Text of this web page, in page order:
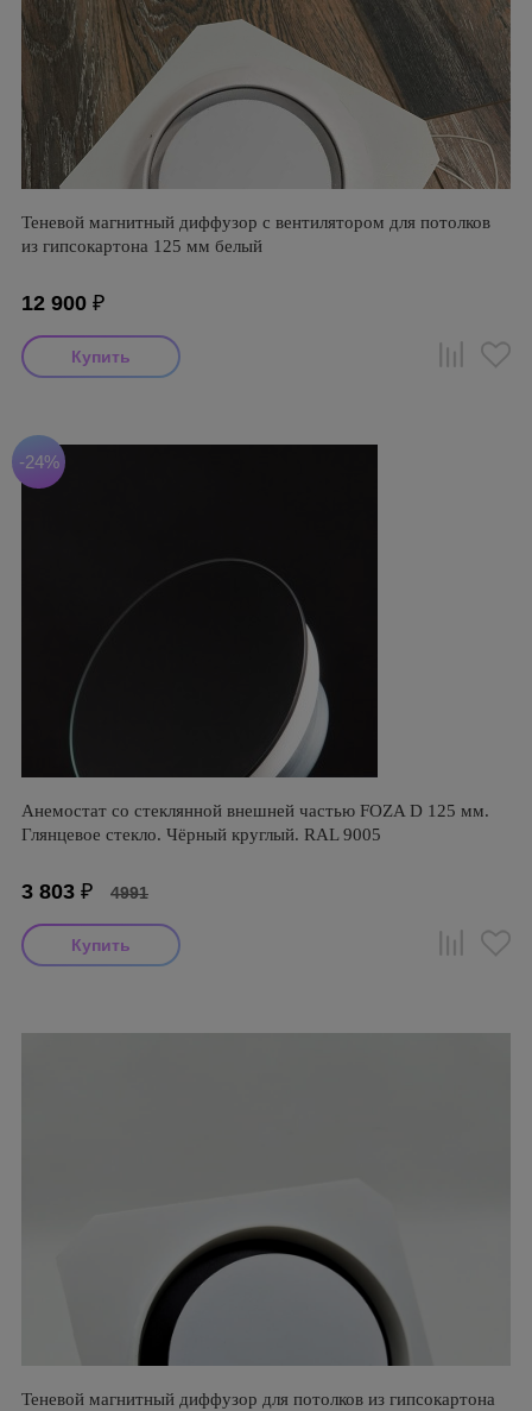
Теневой магнитный диффузор с вентилятором для потолков
из гипсокартона 125 мм белый
12 900 ₽
-24%
Анемостат со стеклянной внешней частью FOZA D 125 мм.
Глянцевое стекло. Чёрный круглый. RAL 9005
3 803 ₽ 4991
Теневой магнитный диффузор для потолков из гипсокартона